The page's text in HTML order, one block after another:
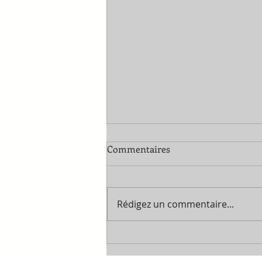
regardant La Chute d'Icare ?
Commentaires
Rédigez un commentaire...